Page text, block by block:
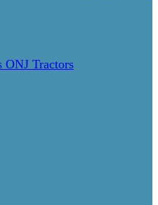
Tractors